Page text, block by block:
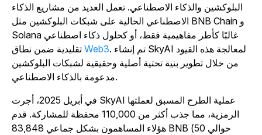
البلوكشين والذكاء الاصطناعي. تعمل العديد من مشاريع الذكاء
الاصطناعي الحالية على شبكات البلوكشين مثل BNB Chain و
Solana غالبًا كأطر مفاهيمية فقط، أو كحلول ذكاء اصطناعي
تقليدية ضمن نطاقWeb3. تم إنشاء SkyAI لمعالجة هذه القيود
من خلال تطوير بنية تحتية أصلية وحقيقية لشبكات البلوكشين
في أبريل 2025، أجرت SkyAI عملية الطرح المسبق لعملتها
الرمزية، مما جذب أكثر من 110,000 محفظة للمشاركة. قدم
هؤلاء المساهمون بشكل جماعي 83,848 BNB (حوالي 50